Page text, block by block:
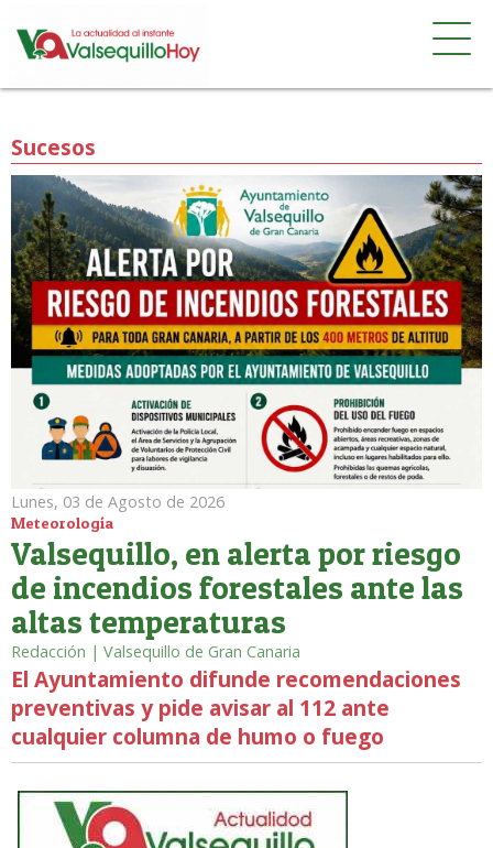
Sucesos
Lunes, 03 de Agosto de 2026
Meteorología
Valsequillo, en alerta por riesgo
de incendios forestales ante las
altas temperaturas
Redacción | Valsequillo de Gran Canaria
El Ayuntamiento difunde recomendaciones
preventivas y pide avisar al 112 ante
cualquier columna de humo o fuego